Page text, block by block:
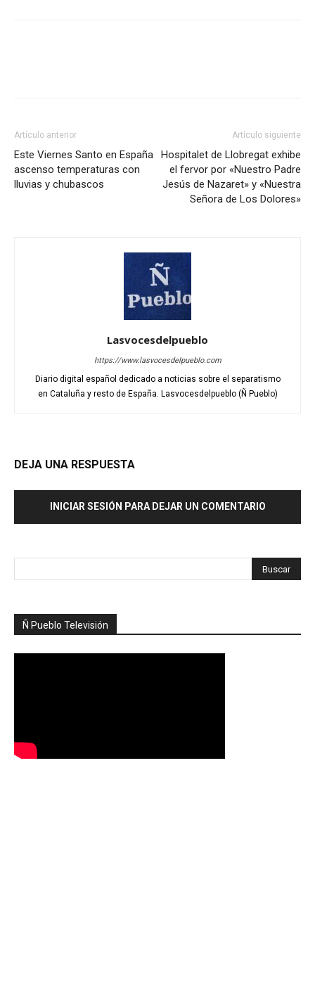
Artículo anterior
Este Viernes Santo en España
ascenso temperaturas con
lluvias y chubascos
Artículo siguiente
Hospitalet de Llobregat exhibe
el fervor por «Nuestro Padre
Jesús de Nazaret» y «Nuestra
Señora de Los Dolores»
Lasvocesdelpueblo
https://www.lasvocesdelpueblo.com
Diario digital español dedicado a noticias sobre el separatismo
en Cataluña y resto de España. Lasvocesdelpueblo (Ñ Pueblo)
DEJA UNA RESPUESTA
INICIAR SESIÓN PARA DEJAR UN COMENTARIO
Ñ Pueblo Televisión